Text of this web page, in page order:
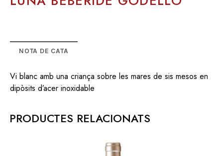
NOTA DE CATA
Vi blanc amb una criança sobre les mares de sis mesos en
dipòsits d’acer inoxidable
PRODUCTES RELACIONATS